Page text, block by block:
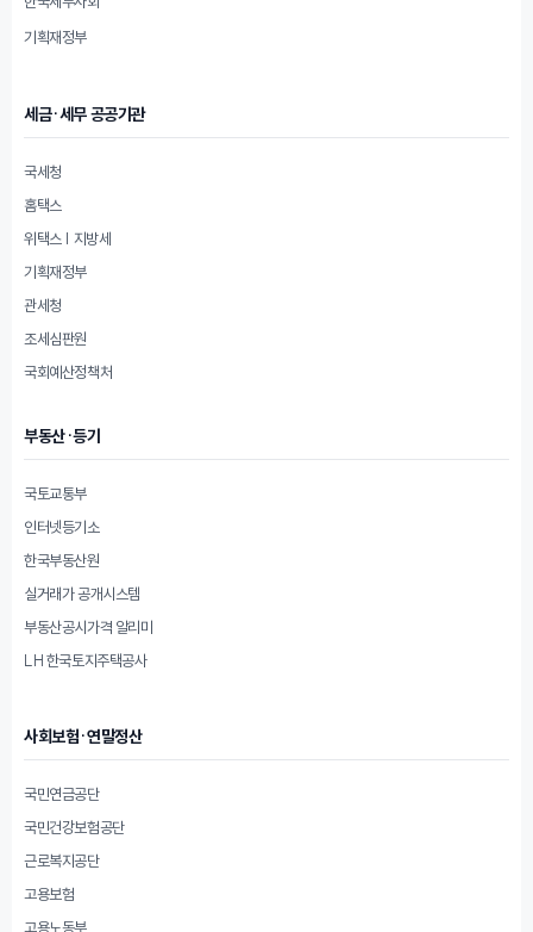
기획재정부
세금·세무 공공기관
국세청
홈택스
위택스 | 지방세
기획재정부
관세청
조세심판원
국회예산정책처
부동산·등기
국토교통부
인터넷등기소
한국부동산원
실거래가 공개시스템
부동산공시가격 알리미
LH 한국토지주택공사
사회보험·연말정산
국민연금공단
국민건강보험공단
근로복지공단
고용보험
고용노동부